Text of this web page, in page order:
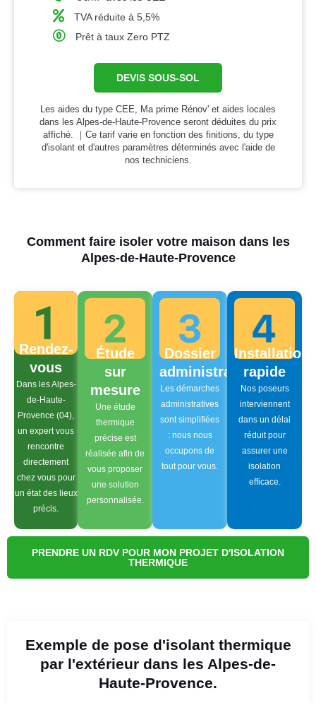
TVA réduite à 5,5%
Prêt à taux Zero PTZ
DEVIS SOUS-SOL
Les aides du type CEE, Ma prime Rénov' et aides locales
dans les Alpes-de-Haute-Provence seront déduites du prix
affiché. ｜Ce tarif varie en fonction des finitions, du type
d'isolant et d'autres paramètres déterminés avec l'aide de
nos techniciens.
Comment faire isoler votre maison dans les
Alpes-de-Haute-Provence
Rendez-
vous
Dans les Alpes-
de-Haute-
Provence (04),
un expert vous
rencontre
directement
chez vous pour
un état des lieux
précis.
Étude
sur
mesure
Une étude
thermique
précise est
réalisée afin de
vous proposer
une solution
personnalisée.
Dossier
administratif
Les démarches
administratives
sont simplifiées
: nous nous
occupons de
tout pour vous.
Installation
rapide
Nos poseurs
interviennent
dans un délai
réduit pour
assurer une
isolation
efficace.
PRENDRE UN RDV POUR MON PROJET D'ISOLATION
THERMIQUE
Exemple de pose d'isolant thermique
par l'extérieur dans les Alpes-de-
Haute-Provence.